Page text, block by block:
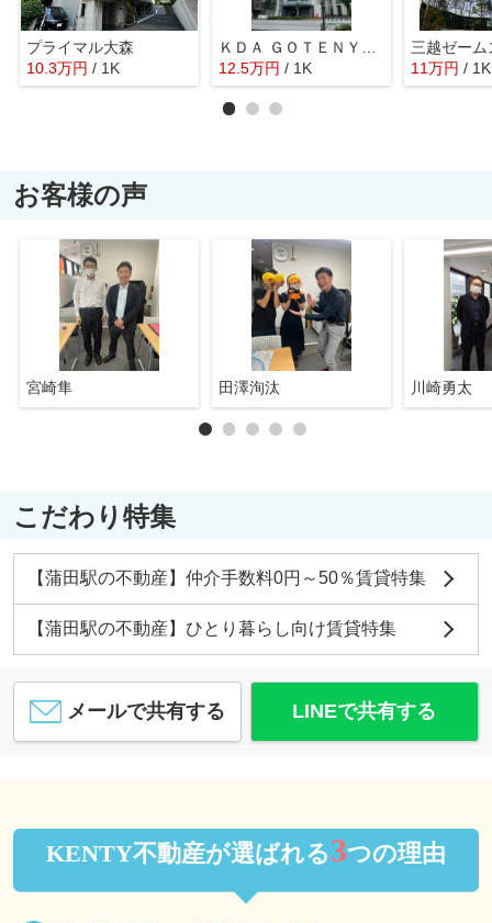
プライマル大森
10.3万円 / 1K
12.5万円 / 1K 11万円 / 1K
お客様の声
宮崎隼 田澤洵汰 川崎勇太
こだわり特集
【蒲田駅の不動産】仲介手数料0円～50％賃貸特集
【蒲田駅の不動産】ひとり暮らし向け賃貸特集
メールで共有する LINEで共有する
KENTY不動産が選ばれる3つの理由